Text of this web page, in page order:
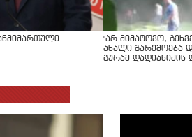
"არ მიმატოვო,
ახალი გარემოება
გურამ დადიანიძის